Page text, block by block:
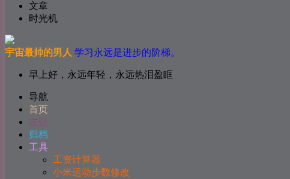
文章
时光机
宇宙最帅的男人 学习永远是进步的阶梯。
早上好，永远年轻，永远热泪盈眶
导航
首页
友链
归档
工具
工资计算器
小米运动步数修改